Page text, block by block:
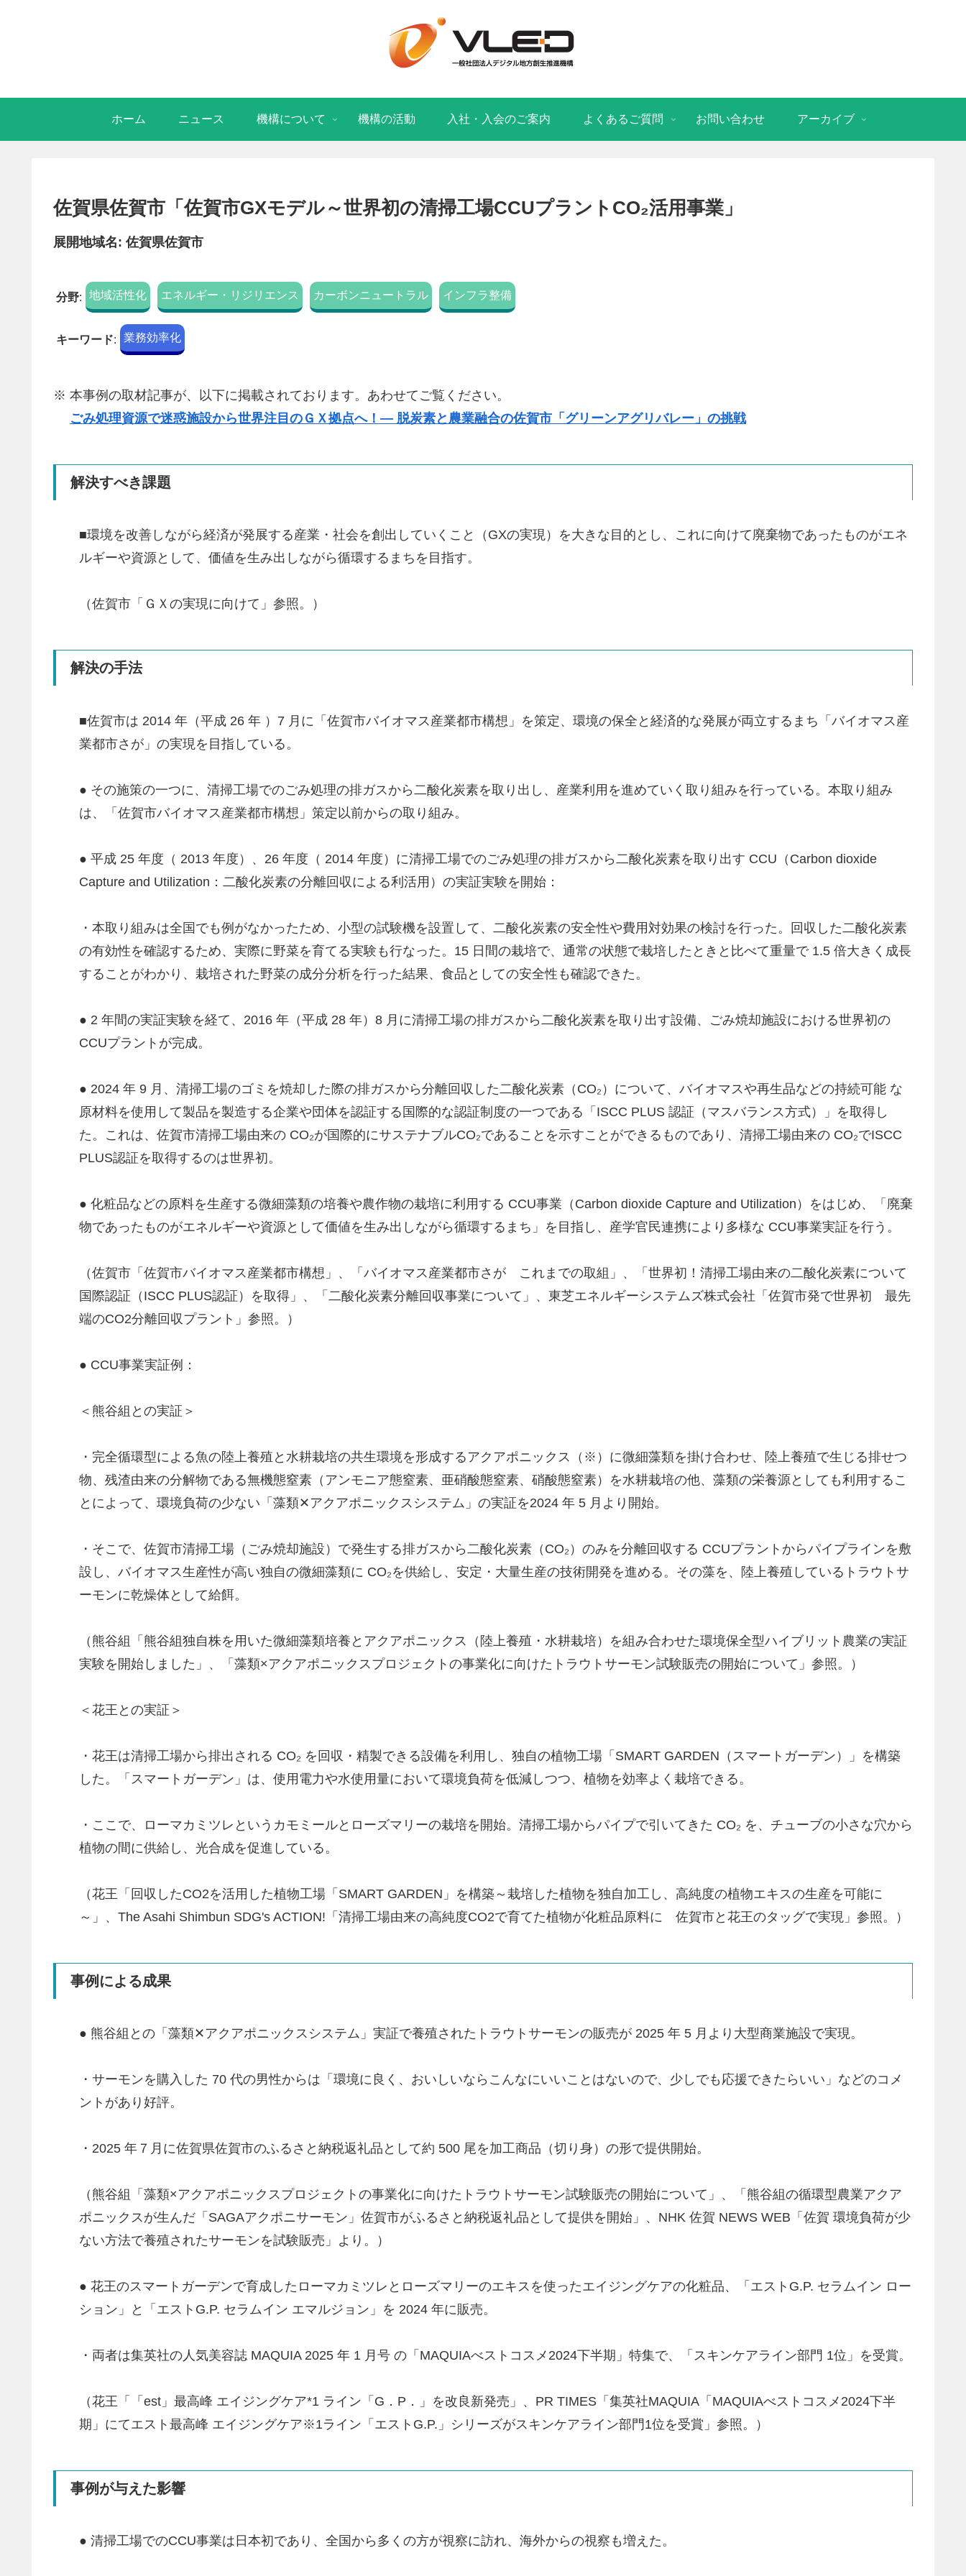
ホーム ニュース 機構について 機構の活動 入社・入会のご案内 よくあるご質問 お問い合わせ アーカイブ
佐賀県佐賀市「佐賀市GXモデル～世界初の清掃工場CCUプラントCO₂活用事業」
展開地域名: 佐賀県佐賀市
分野: 地域活性化 エネルギー・リジリエンス カーボンニュートラル インフラ整備
キーワード: 業務効率化
※ 本事例の取材記事が、以下に掲載されております。あわせてご覧ください。
ごみ処理資源で迷惑施設から世界注目のＧＸ拠点へ！― 脱炭素と農業融合の佐賀市「グリーンアグリバレー」の挑戦
解決すべき課題
■環境を改善しながら経済が発展する産業・社会を創出していくこと（GXの実現）を大きな目的とし、これに向けて廃棄物であったものがエネ
ルギーや資源として、価値を生み出しながら循環するまちを目指す。
（佐賀市「ＧＸの実現に向けて」参照。）
解決の手法
■佐賀市は 2014 年（平成 26 年 ）7 月に「佐賀市バイオマス産業都市構想」を策定、環境の保全と経済的な発展が両立するまち「バイオマス産
業都市さが」の実現を目指している。
● その施策の一つに、清掃工場でのごみ処理の排ガスから二酸化炭素を取り出し、産業利用を進めていく取り組みを行っている。本取り組み
は、「佐賀市バイオマス産業都市構想」策定以前からの取り組み。
● 平成 25 年度（ 2013 年度）、26 年度（ 2014 年度）に清掃工場でのごみ処理の排ガスから二酸化炭素を取り出す CCU（Carbon dioxide
Capture and Utilization：二酸化炭素の分離回収による利活用）の実証実験を開始：
・本取り組みは全国でも例がなかったため、小型の試験機を設置して、二酸化炭素の安全性や費用対効果の検討を行った。回収した二酸化炭素
の有効性を確認するため、実際に野菜を育てる実験も行なった。15 日間の栽培で、通常の状態で栽培したときと比べて重量で 1.5 倍大きく成長
することがわかり、栽培された野菜の成分分析を行った結果、食品としての安全性も確認できた。
● 2 年間の実証実験を経て、2016 年（平成 28 年）8 月に清掃工場の排ガスから二酸化炭素を取り出す設備、ごみ焼却施設における世界初の
CCUプラントが完成。
● 2024 年 9 月、清掃工場のゴミを焼却した際の排ガスから分離回収した二酸化炭素（CO₂）について、バイオマスや再生品などの持続可能 な
原材料を使用して製品を製造する企業や団体を認証する国際的な認証制度の一つである「ISCC PLUS 認証（マスバランス方式）」を取得し
た。これは、佐賀市清掃工場由来の CO₂が国際的にサステナブルCO₂であることを示すことができるものであり、清掃工場由来の CO₂でISCC
PLUS認証を取得するのは世界初。
● 化粧品などの原料を生産する微細藻類の培養や農作物の栽培に利用する CCU事業（Carbon dioxide Capture and Utilization）をはじめ、「廃棄
物であったものがエネルギーや資源として価値を生み出しながら循環するまち」を目指し、産学官民連携により多様な CCU事業実証を行う。
（佐賀市「佐賀市バイオマス産業都市構想」、「バイオマス産業都市さが これまでの取組」、「世界初！清掃工場由来の二酸化炭素について
国際認証（ISCC PLUS認証）を取得」、「二酸化炭素分離回収事業について」、東芝エネルギーシステムズ株式会社「佐賀市発で世界初 最先
端のCO2分離回収プラント」参照。）
● CCU事業実証例：
＜熊谷組との実証＞
・完全循環型による魚の陸上養殖と水耕栽培の共生環境を形成するアクアポニックス（※）に微細藻類を掛け合わせ、陸上養殖で生じる排せつ
物、残渣由来の分解物である無機態窒素（アンモニア態窒素、亜硝酸態窒素、硝酸態窒素）を水耕栽培の他、藻類の栄養源としても利用するこ
とによって、環境負荷の少ない「藻類✕アクアポニックスシステム」の実証を2024 年 5 月より開始。
・そこで、佐賀市清掃工場（ごみ焼却施設）で発生する排ガスから二酸化炭素（CO₂）のみを分離回収する CCUプラントからパイプラインを敷
設し、バイオマス生産性が高い独自の微細藻類に CO₂を供給し、安定・大量生産の技術開発を進める。その藻を、陸上養殖しているトラウトサ
ーモンに乾燥体として給餌。
（熊谷組「熊谷組独自株を用いた微細藻類培養とアクアポニックス（陸上養殖・水耕栽培）を組み合わせた環境保全型ハイブリット農業の実証
実験を開始しました」、「藻類×アクアポニックスプロジェクトの事業化に向けたトラウトサーモン試験販売の開始について」参照。）
＜花王との実証＞
・花王は清掃工場から排出される CO₂ を回収・精製できる設備を利用し、独自の植物工場「SMART GARDEN（スマートガーデン）」を構築
した。「スマートガーデン」は、使用電力や水使用量において環境負荷を低減しつつ、植物を効率よく栽培できる。
・ここで、ローマカミツレというカモミールとローズマリーの栽培を開始。清掃工場からパイプで引いてきた CO₂ を、チューブの小さな穴から
植物の間に供給し、光合成を促進している。
（花王「回収したCO2を活用した植物工場「SMART GARDEN」を構築～栽培した植物を独自加工し、高純度の植物エキスの生産を可能に
～」、The Asahi Shimbun SDG's ACTION!「清掃工場由来の高純度CO2で育てた植物が化粧品原料に 佐賀市と花王のタッグで実現」参照。）
事例による成果
● 熊谷組との「藻類✕アクアポニックスシステム」実証で養殖されたトラウトサーモンの販売が 2025 年 5 月より大型商業施設で実現。
・サーモンを購入した 70 代の男性からは「環境に良く、おいしいならこんなにいいことはないので、少しでも応援できたらいい」などのコメ
ントがあり好評。
・2025 年７月に佐賀県佐賀市のふるさと納税返礼品として約 500 尾を加工商品（切り身）の形で提供開始。
（熊谷組「藻類×アクアポニックスプロジェクトの事業化に向けたトラウトサーモン試験販売の開始について」、「熊谷組の循環型農業アクア
ポニックスが生んだ「SAGAアクポニサーモン」佐賀市がふるさと納税返礼品として提供を開始」、NHK 佐賀 NEWS WEB「佐賀 環境負荷が少
ない方法で養殖されたサーモンを試験販売」より。）
● 花王のスマートガーデンで育成したローマカミツレとローズマリーのエキスを使ったエイジングケアの化粧品、「エストG.P. セラムイン ロー
ション」と「エストG.P. セラムイン エマルジョン」を 2024 年に販売。
・両者は集英社の人気美容誌 MAQUIA 2025 年 1 月号 の「MAQUIAべストコスメ2024下半期」特集で、「スキンケアライン部門 1位」を受賞。
（花王「「est」最高峰 エイジングケア*1 ライン「G．P．」を改良新発売」、PR TIMES「集英社MAQUIA「MAQUIAべストコスメ2024下半
期」にてエスト最高峰 エイジングケア※1ライン「エストG.P.」シリーズがスキンケアライン部門1位を受賞」参照。）
事例が与えた影響
● 清掃工場でのCCU事業は日本初であり、全国から多くの方が視察に訪れ、海外からの視察も増えた。